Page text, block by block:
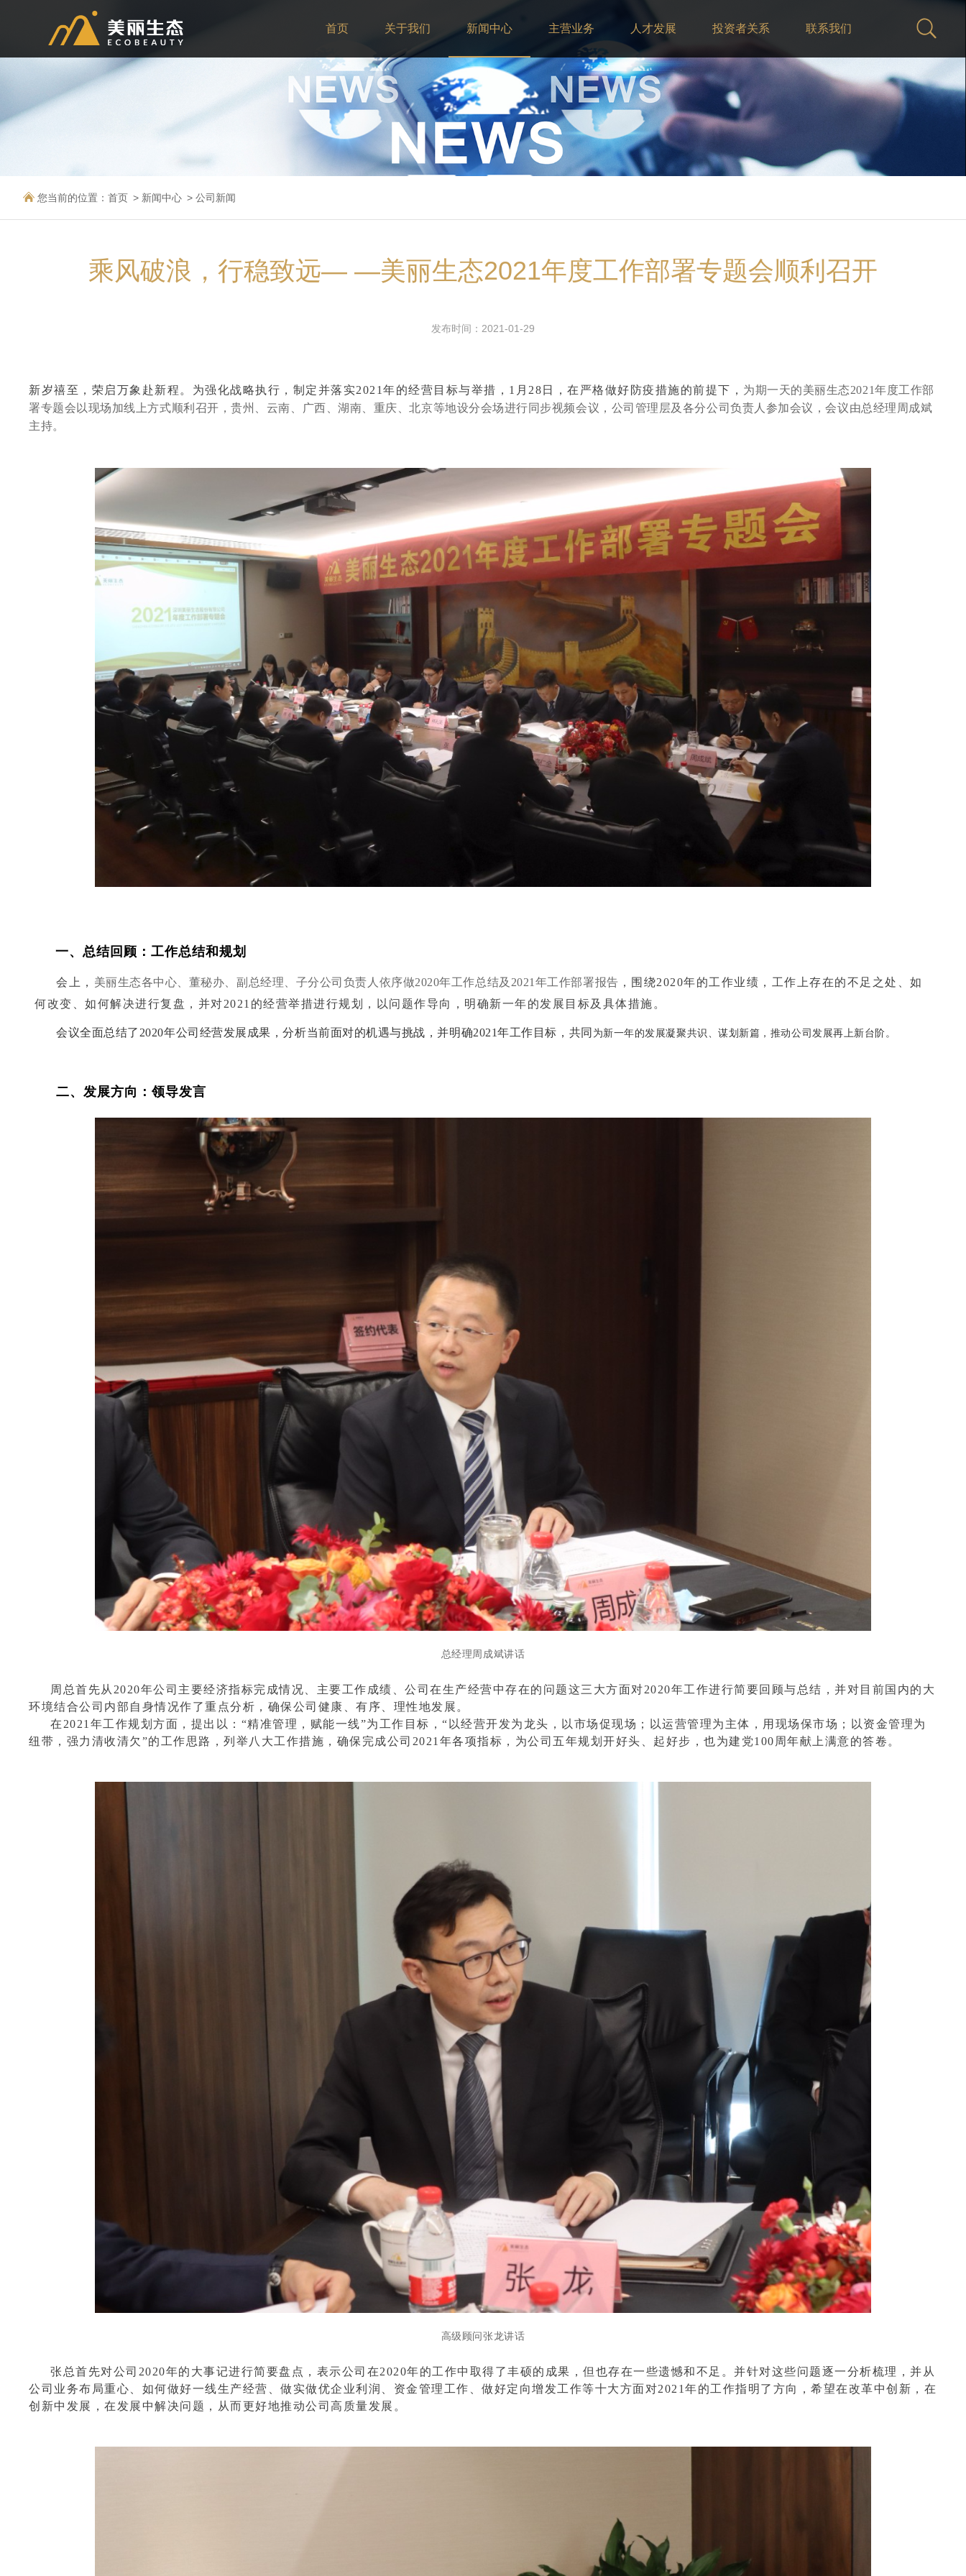
首页 关于我们 新闻中心 主营业务 人才发展 投资者关系 联系我们
您当前的位置： 首页 新闻中心 公司新闻
乘风破浪，行稳致远— —美丽生态2021年度工作部署专题会顺利召开
发布时间：2021-01-29
新岁禧至，荣启万象赴新程。为强化战略执行，制定并落实2021年的经营目标与举措，1月28日， 在严格做好防疫措施的前提下， 为期一天的美丽生态2021年度工作部
署专题会 以现场加线上方式顺利召开，贵州、云南、广西、湖南、重庆、北京等地设分会场进行同步视频会议， 公司管理层及各分公司负责人参加会议，会议由总经理周成斌
主持。
一、总结回顾：工作总结和规划
会上， 美丽生态各中心、董秘办、副总经理、子分公司负责人依序做2020年工作总结及2021年工作部署报告 ，围绕2020年的工作业绩，工作上存在的不足之处、如
何改变、如何解决进行复盘，并对2021的经营举措进行规划，以问题作导向，明确新一年的发展目标及具体措施。
会议全面总结了2020年公司经营发展成果，分析当前面对的机遇与挑战，并明确2021年工作目标，共同 为新一年的发展凝聚共识、谋划新篇，推动公司发展再上新台阶。
二、发展方向：领导发言
总经理周成斌讲话
周总首先从2020年公司 主要经济指标完成情况、 主要工作成绩、 公司 在生产经营中存在的问题这三大方面对2020年工作进行简要回顾与总结，并对目前国内的大
环境结合公司内部自身情况作了重点分析，确保公司健康、有 序、理性地发展。
在2021年工作规划方面，提出以：“精准管理，赋能一线”为工作目标，“以经营开发为龙头，以市场促现场；以运营管理为主体，用现场保市场；以资金管理为
纽带，强力清收清欠”的工作思路，列举八大工作措施，确保完成公司2021年各项指标，为公司五年规划开好头、起好步，也为建党100周年献上满意的答卷。
高级顾问张龙讲话
张总首先对公司2020年的大事记进行简要盘点，表示公司在2020年的工作中取得了丰硕的成果，但也存在一些遗憾和不足。并针对这些问题逐一分析梳理，并从
公司业务布局重心、如何做好一线生产经营、做实做优企业利润、资金管理工作、做好定向增发工作等十大方面对2021年的工作指明了 方向，希望在改革中创新，在
创新中发展，在发展中解决问题，从而更好地推动公司高质量发展。